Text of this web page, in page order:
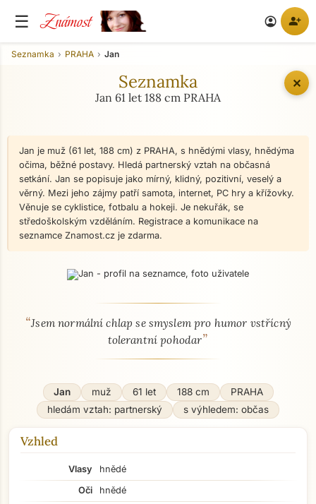
☰ Známost account_circle person_add
✕
Seznamka PRAHA Jan
Seznamka
Jan 61 let 188 cm PRAHA
Jan je muž (61 let, 188 cm) z PRAHA, s hnědými vlasy, hnědýma
očima, běžné postavy. Hledá partnerský vztah na občasná
setkání. Jan se popisuje jako mírný, klidný, pozitivní, veselý a
věrný. Mezi jeho zájmy patří samota, internet, PC hry a křížovky.
Věnuje se cyklistice, fotbalu a hokeji. Je nekuřák, se
středoškolským vzděláním. Registrace a komunikace na
seznamce Znamost.cz je zdarma.
O mně - seznamka profil
“Jsem normální chlap se smyslem pro humor vstřícný
tolerantní pohodar”
Jan muž 61 let 188 cm
PRAHA
hledám vztah: partnerský
s výhledem: občas
Vzhled
Vlasy
hnědé
Oči
hnědé